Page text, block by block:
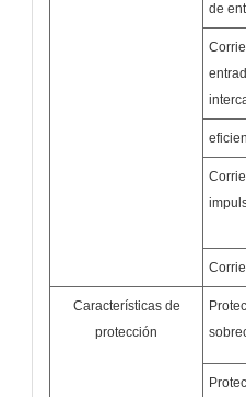
de
Características de
protección